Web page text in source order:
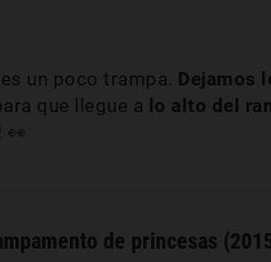
un poco trampa. Dejamos
que llegue a lo alto del
👀
de princesas